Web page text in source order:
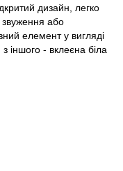
дизайн, легко
звуження або
елемент у вигляді
іншого - вклеєна біла